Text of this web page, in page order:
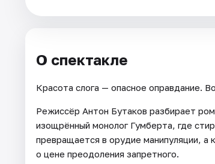
О спектакле
Красота слога — опасное оправдание.
Режиссёр Антон Бутаков разбирает
изощрённый монолог Гумберта, где
превращается в орудие манипуляции, а
о цене преодоления запретного.